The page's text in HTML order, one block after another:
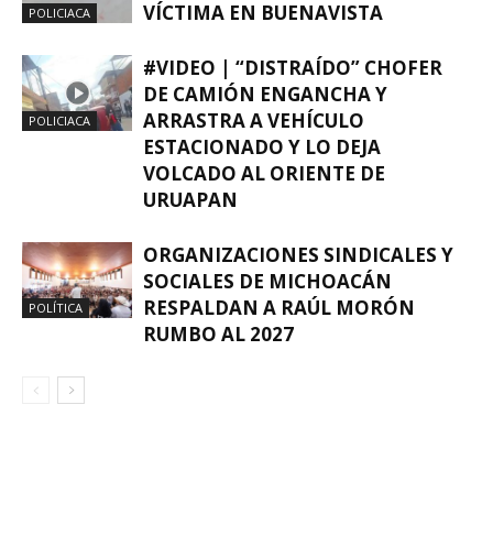
POLICIACA VÍCTIMA EN BUENAVISTA
POLICIACA
#VIDEO | “DISTRAÍDO” CHOFER
DE CAMIÓN ENGANCHA Y
ARRASTRA A VEHÍCULO
ESTACIONADO Y LO DEJA
VOLCADO AL ORIENTE DE
URUAPAN
POLÍTICA
ORGANIZACIONES SINDICALES Y
SOCIALES DE MICHOACÁN
RESPALDAN A RAÚL MORÓN
RUMBO AL 2027